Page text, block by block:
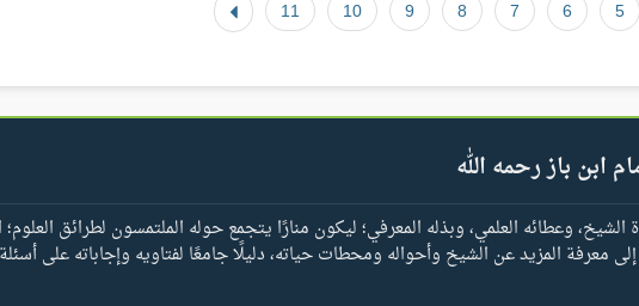
5
6
7
8
9
10
11
ابن باز رحمه الله
وعطائه العلمي، وبذله المعرفي؛ ليكون منارًا يتجمع حوله الملتمسون لطرائق العلوم؛
معرفة المزيد عن الشيخ وأحواله ومحطات حياته، دليلًا جامعًا لفتاويه وإجاباته على